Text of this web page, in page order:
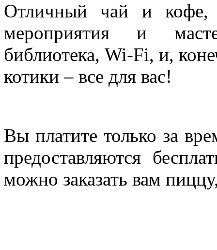
Отличный чай и кофе,
мероприятия и
библиотека, Wi-Fi, и,
котики – все для вас!
Вы платите только за
предоставляются
можно заказать вам